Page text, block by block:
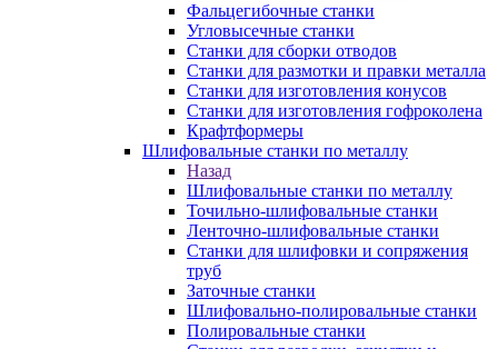
Фальцегибочные станки
Угловысечные станки
Станки для сборки отводов
Станки для размотки и правки металла
Станки для изготовления конусов
Станки для изготовления гофроколена
Крафтформеры
Шлифовальные станки по металлу
Назад
Шлифовальные станки по металлу
Точильно-шлифовальные станки
Ленточно-шлифовальные станки
Станки для шлифовки и сопряжения
труб
Заточные станки
Шлифовально-полировальные станки
Полировальные станки